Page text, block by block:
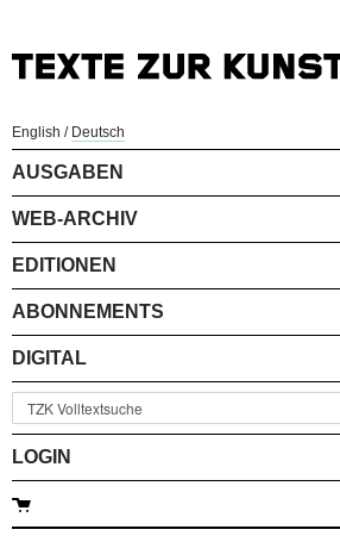
English / Deutsch
AUSGABEN
WEB-ARCHIV
EDITIONEN
ABONNEMENTS
DIGITAL
LOGIN